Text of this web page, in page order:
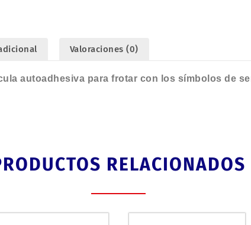
Valoraciones (0)
autoadhesiva para frotar con los símbolos de
RELACIONADOS